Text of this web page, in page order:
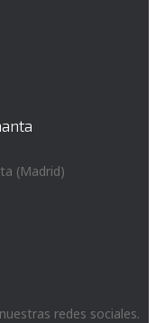
(Madrid)
redes sociales.